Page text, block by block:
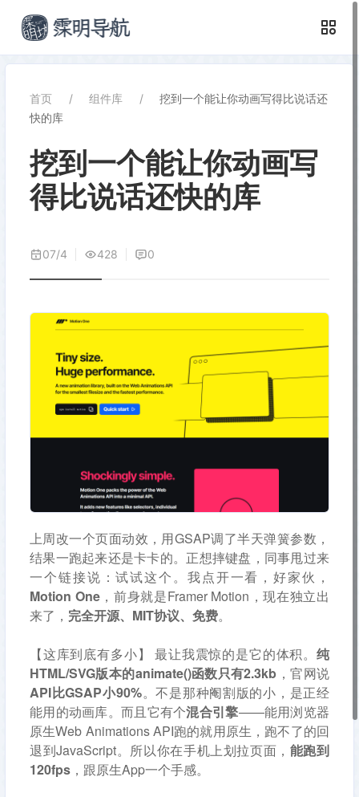
首页 组件库
挖到一个能让你动画写得比说话还
快的库
挖到一个能让你动画写
得比说话还快的库
07/4 428 0
上周改一个页面动效，用GSAP调了半天弹簧参数，
结果一跑起来还是卡卡的。正想摔键盘，同事甩过来
一个链接说：试试这个。我点开一看，好家伙，
Motion One，前身就是Framer Motion，现在独立出
来了， 完全开源、MIT协议、免费。
【这库到底有多小】 最让我震惊的是它的体积。 纯
HTML/SVG版本的animate()函数只有2.3kb ，官网说
API比GSAP小90%。不是那种阉割版的小，是正经
能用的动画库。而且它有个混合引擎——能用浏览器
原生Web Animations API跑的就用原生，跑不了的回
退到JavaScript。所以你在手机上划拉页面， 能跑到
120fps ，跟原生App一个手感。